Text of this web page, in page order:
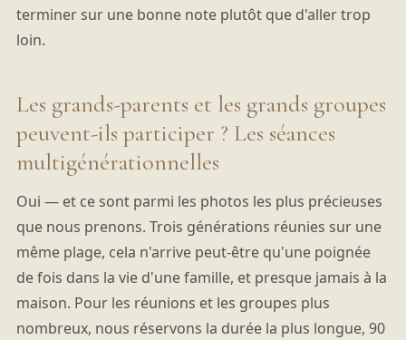
terminer sur une bonne note plutôt que d'aller trop
loin.
Les grands-parents et les grands groupes
peuvent-ils participer ? Les séances
multigénérationnelles
Oui — et ce sont parmi les photos les plus précieuses
que nous prenons. Trois générations réunies sur une
même plage, cela n'arrive peut-être qu'une poignée
de fois dans la vie d'une famille, et presque jamais à la
maison. Pour les réunions et les groupes plus
nombreux, nous réservons la durée la plus longue, 90